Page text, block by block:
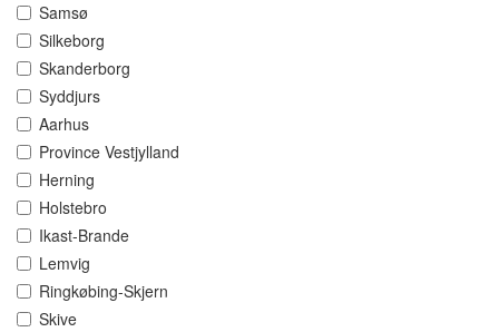
Samsø
Silkeborg
Skanderborg
Syddjurs
Aarhus
Province Vestjylland
Herning
Holstebro
Ikast-Brande
Lemvig
Ringkøbing-Skjern
Skive